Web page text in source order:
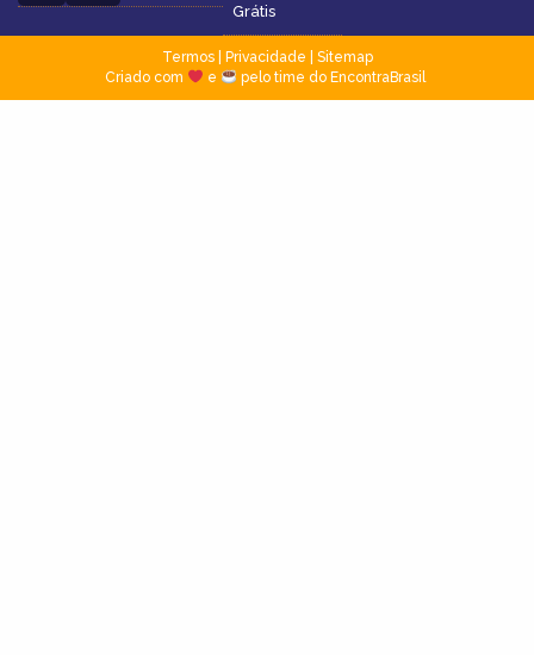
Grátis
Termos| Privacidade
Sitemap
Criado com
e pelo time do EncontraBrasil